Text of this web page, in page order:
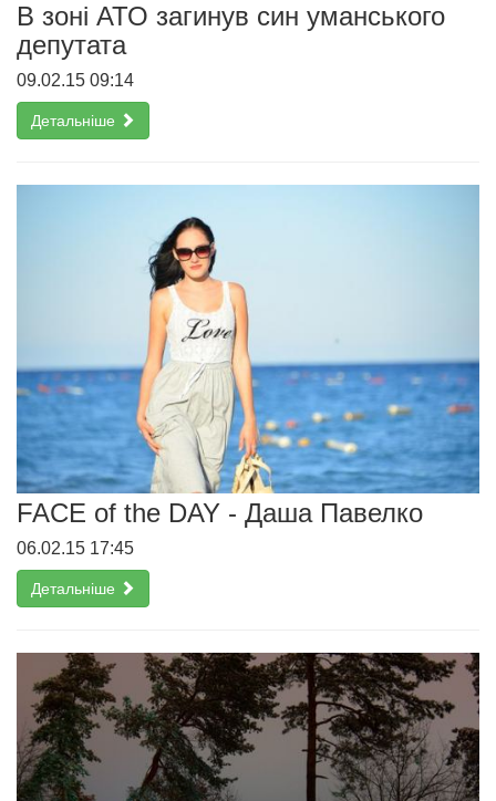
В зоні АТО загинув син уманського
депутата
09.02.15 09:14
Детальніше
FACE of the DAY - Даша Павелко
06.02.15 17:45
Детальніше